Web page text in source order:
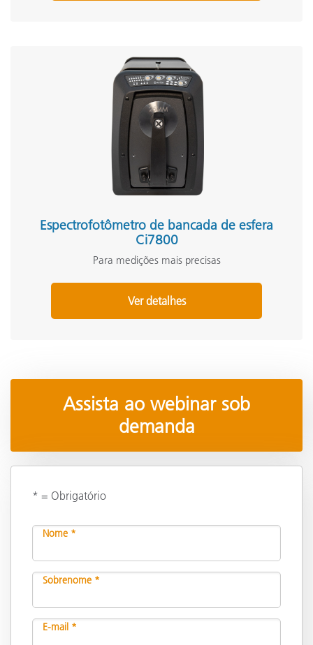
Espectrofotômetro de bancada de esfera
Ci7800
Para medições mais precisas
Ver detalhes
Assista ao webinar sob
demanda
* = Obrigatório
Nome *
Sobrenome *
E-mail *